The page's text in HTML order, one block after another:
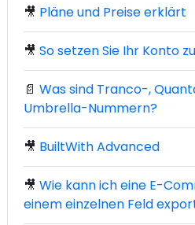
🎥 Pläne und Preise erklärt
🎥 So setzen Sie Ihr Konto
📄 Was sind Tranco-,
Umbrella-Nummern?
🎥 BuiltWith Advanced
🎥 Wie kann ich eine E-
einem einzelnen Feld